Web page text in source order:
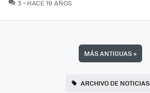
3 HACE 19 AÑOS
MÁS ANTIGUAS»
ARCHIVO DE NOTICIAS